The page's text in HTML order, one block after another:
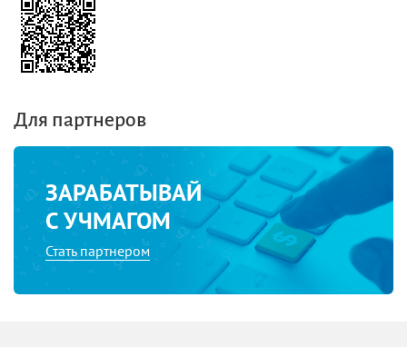
Для партнеров
ЗАРАБАТЫВАЙ
С УЧМАГОМ
Стать партнером